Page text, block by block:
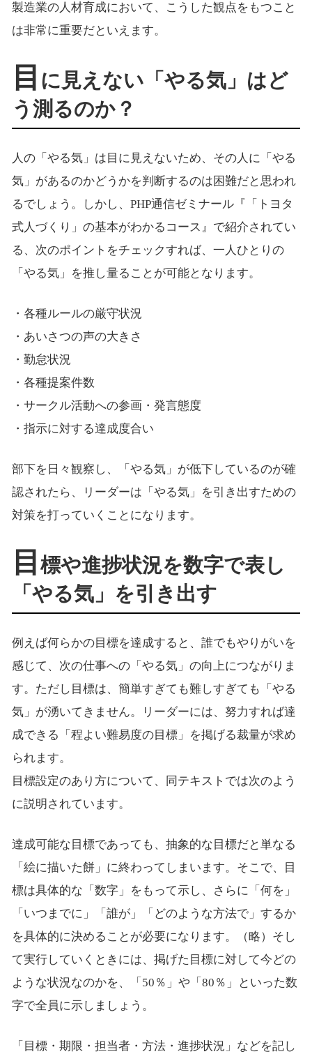
製造業の人材育成において、こうした観点をもつこと
は非常に重要だといえます。
目 に見えない「やる気」はど
う測るのか？
人の「やる気」は目に見えないため、その人に「やる
気」があるのかどうかを判断するのは困難だと思われ
るでしょう。しかし、PHP通信ゼミナール『「トヨタ
式人づくり」の基本がわかるコース』で紹介されてい
る、次のポイントをチェックすれば、一人ひとりの
「やる気」を推し量ることが可能となります。
・各種ルールの厳守状況
・あいさつの声の大きさ
・勤怠状況
・各種提案件数
・サークル活動への参画・発言態度
・指示に対する達成度合い
部下を日々観察し、「やる気」が低下しているのが確
認されたら、リーダーは「やる気」を引き出すための
対策を打っていくことになります。
目 標や進捗状況を数字で表し
「やる気」を引き出す
例えば何らかの目標を達成すると、誰でもやりがいを
感じて、次の仕事への「やる気」の向上につながりま
す。ただし目標は、簡単すぎても難しすぎても「やる
気」が湧いてきません。リーダーには、努力すれば達
成できる「程よい難易度の目標」を掲げる裁量が求め
られます。
目標設定のあり方について、同テキストでは次のよう
に説明されています。
達成可能な目標であっても、抽象的な目標だと単なる
「絵に描いた餅」に終わってしまいます。そこで、目
標は具体的な「数字」をもって示し、さらに「何を」
「いつまでに」「誰が」「どのような方法で」するか
を具体的に決めることが必要になります。（略）そし
て実行していくときには、掲げた目標に対して今どの
ような状況なのかを、「50％」や「80％」といった数
字で全員に示しましょう。
「目標・期限・担当者・方法・進捗状況」などを記し